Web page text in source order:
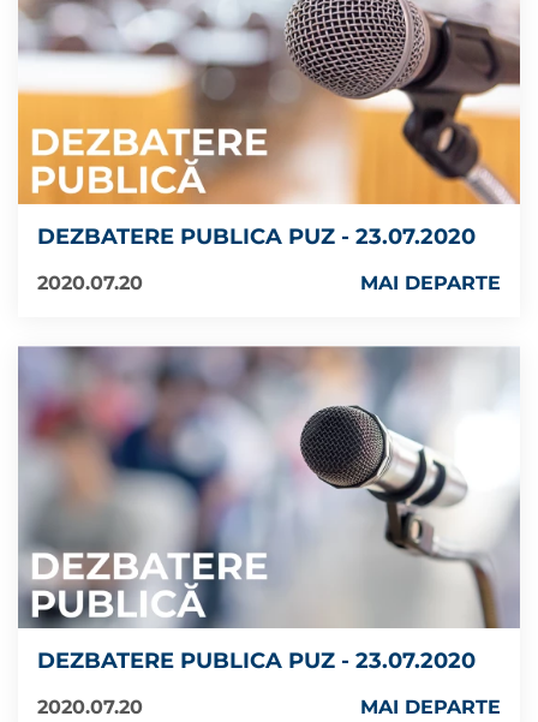
DEZBATERE PUBLICA PUZ - 23.07.2020
2020.07.20 MAI DEPARTE
DEZBATERE PUBLICA PUZ - 23.07.2020
2020.07.20 MAI DEPARTE